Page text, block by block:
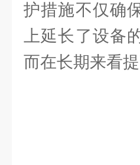
护措施不仅确
上延长了设备
而在长期来看提